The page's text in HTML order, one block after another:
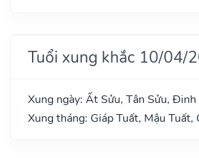
Tuổi xung khắc 10/04/
Xung ngày: Ất Sửu, Tân Sửu,
Xung tháng: Giáp Tuất, Mậu Tuất,